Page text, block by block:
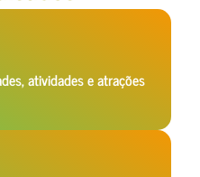
atividades e atrações